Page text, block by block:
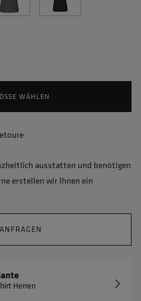
WÄHLEN
ausstatten und benötigen
erstellen wir Ihnen ein
Herren